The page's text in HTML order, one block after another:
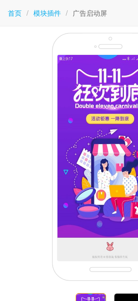
首页 / 模块插件 / 广告启动屏